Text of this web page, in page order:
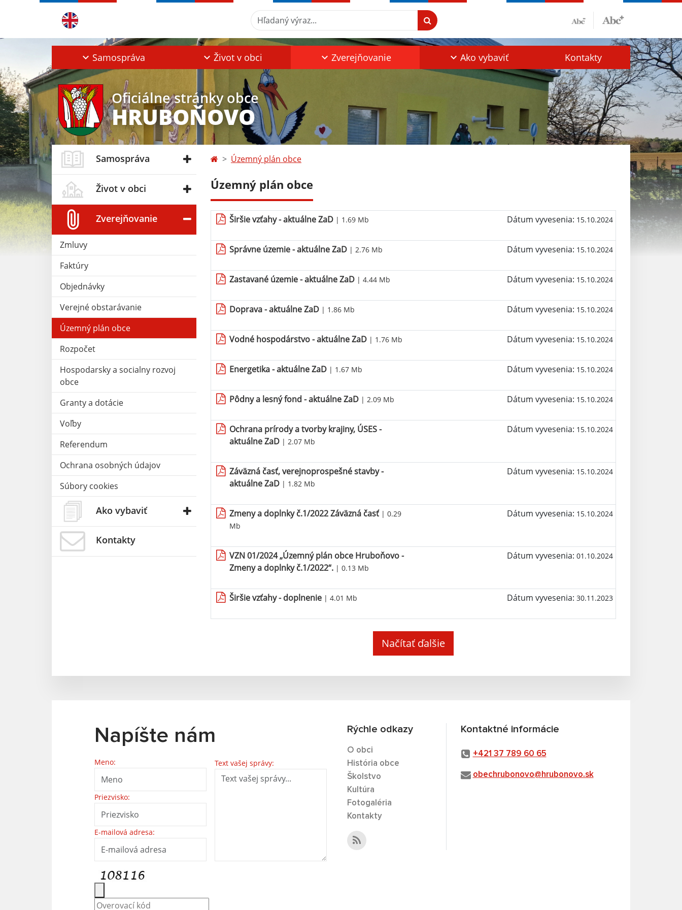
Hľadaný výraz...
Samospráva Život v obci Zverejňovanie Ako vybaviť Kontakty
Oficiálne stránky obce
HRUBOŇOVO
Samospráva
Život v obci
Zverejňovanie
Zmluvy
Faktúry
Objednávky
Verejné obstarávanie
Územný plán obce
Rozpočet
Hospodarsky a socialny rozvoj
obce
Granty a dotácie
Voľby
Referendum
Ochrana osobných údajov
Súbory cookies
Ako vybaviť
Kontakty
Územný plán obce
Územný plán obce
Širšie vzťahy - aktuálne ZaD | 1.69 Mb Dátum vyvesenia: 15.10.2024
Správne územie - aktuálne ZaD | 2.76 Mb Dátum vyvesenia: 15.10.2024
Zastavané územie - aktuálne ZaD | 4.44 Mb Dátum vyvesenia: 15.10.2024
Doprava - aktuálne ZaD | 1.86 Mb Dátum vyvesenia: 15.10.2024
Vodné hospodárstvo - aktuálne ZaD | 1.76 Mb Dátum vyvesenia: 15.10.2024
Energetika - aktuálne ZaD | 1.67 Mb Dátum vyvesenia: 15.10.2024
Pôdny a lesný fond - aktuálne ZaD | 2.09 Mb Dátum vyvesenia: 15.10.2024
Ochrana prírody a tvorby krajiny, ÚSES -
aktuálne ZaD | 2.07 Mb
Dátum vyvesenia: 15.10.2024
Záväzná časť, verejnoprospešné stavby -
aktuálne ZaD | 1.82 Mb
Dátum vyvesenia: 15.10.2024
Zmeny a doplnky č.1/2022 Záväzná časť| 0.29
Mb
Dátum vyvesenia: 15.10.2024
VZN 01/2024 „Územný plán obce Hruboňovo -
Zmeny a doplnky č.1/2022“. | 0.13 Mb
Dátum vyvesenia: 01.10.2024
Širšie vzťahy - doplnenie | 4.01 Mb Dátum vyvesenia: 30.11.2023
Načítať ďalšie
Napíšte nám
Meno:
Priezvisko:
E-mailová adresa:
Text vašej správy:
Rýchle odkazy
O obci
História obce
Školstvo
Kultúra
Fotogaléria
Kontakty
Kontaktné informácie
+421 37 789 60 65
obechrubonovo@hrubonovo.sk